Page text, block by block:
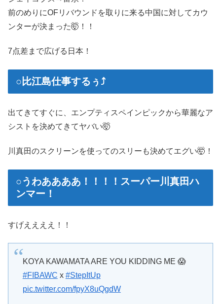
前のめりにOFリバウンドを取りに来る中国に対してカウ
ンターが決まった🤯！！
7点差まで広げる日本！
○比江島仕事するぅ⤴
出てきてすぐに、エンプティスペインピックから華麗なア
シストを決めてきてヤバい🤯
川真田のスクリーンを使ってのスリーも決めてエグい🤯！
○うわああああ！！！！スーパー川真田ハ
ンマー！
すげええええ！！
KOYA KAWAMATA ARE YOU KIDDING ME 😱
#FIBAWC x #StepItUp
pic.twitter.com/fpyX8uQgdW